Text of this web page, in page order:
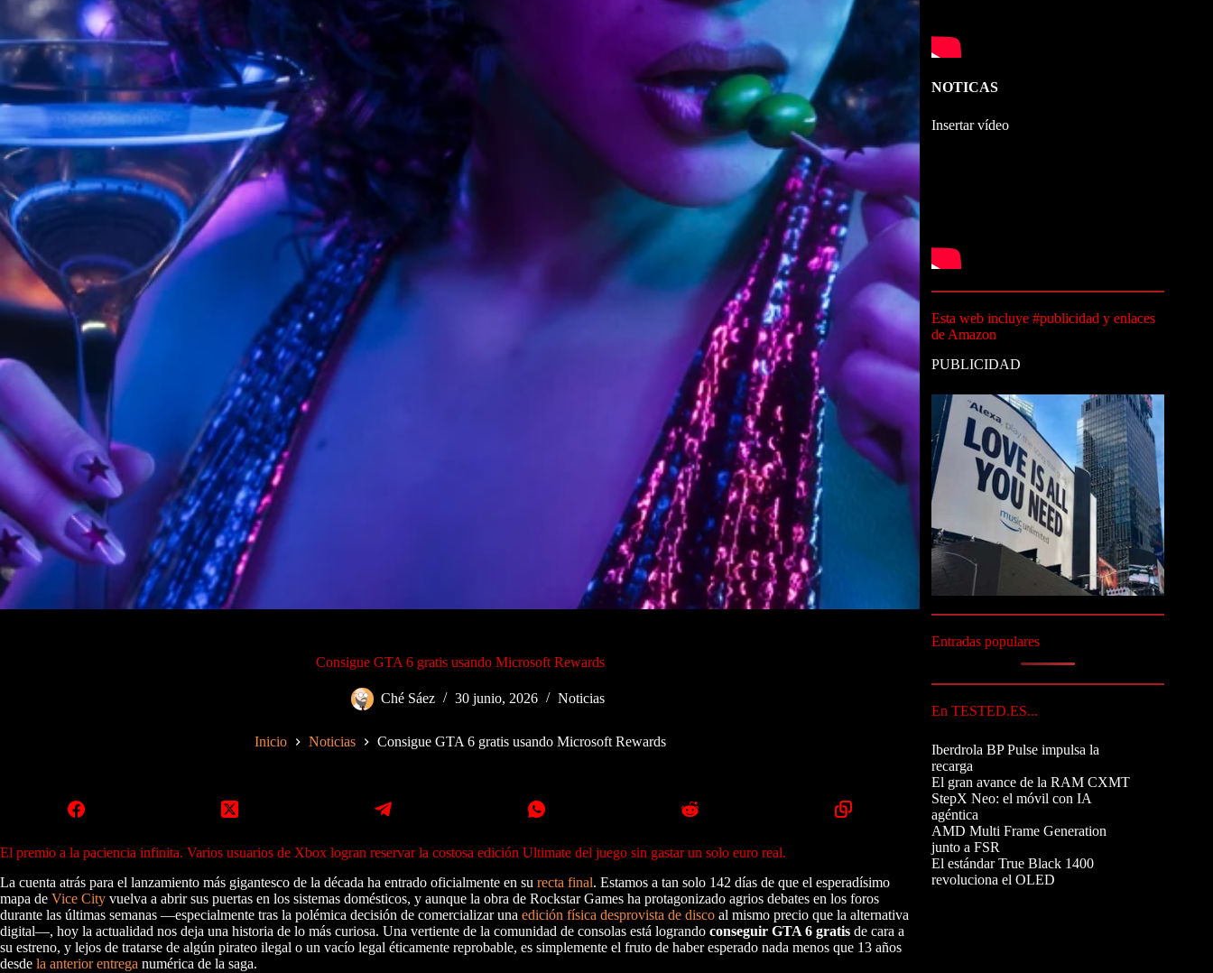
Consigue GTA 6 gratis usando Microsoft Rewards
Ché Sáez 30 junio, 2026 Noticias
Inicio Noticias Consigue GTA 6 gratis usando Microsoft Rewards
El premio a la paciencia infinita. Varios usuarios de Xbox logran reservar la costosa edición Ultimate del juego sin gastar un solo euro real.
La cuenta atrás para el lanzamiento más gigantesco de la década ha entrado oficialmente en su recta final. Estamos a tan solo 142 días de que el esperadísimo
mapa de Vice City vuelva a abrir sus puertas en los sistemas domésticos, y aunque la obra de Rockstar Games ha protagonizado agrios debates en los foros
durante las últimas semanas —especialmente tras la polémica decisión de comercializar una edición física desprovista de disco al mismo precio que la alternativa
digital—, hoy la actualidad nos deja una historia de lo más curiosa. Una vertiente de la comunidad de consolas está logrando conseguir GTA 6 gratis de cara a
su estreno, y lejos de tratarse de algún pirateo ilegal o un vacío legal éticamente reprobable, es simplemente el fruto de haber esperado nada menos que 13 años
desde la anterior entrega numérica de la saga.
NOTICAS
Insertar vídeo
Esta web incluye #publicidad y enlaces
de Amazon
PUBLICIDAD
Entradas populares
En TESTED.ES...
Iberdrola BP Pulse impulsa la
recarga
El gran avance de la RAM CXMT
StepX Neo: el móvil con IA
agéntica
AMD Multi Frame Generation
junto a FSR
El estándar True Black 1400
revoluciona el OLED